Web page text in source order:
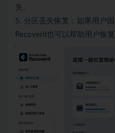
失。
5. 分区丢失恢复：如果用户
Recoverit也可以帮助用户恢复